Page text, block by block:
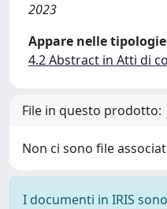
2023
Appare nelle
4.2 Abstract in Atti di
File in questo prodotto:
Non ci sono file
I documenti in IRIS